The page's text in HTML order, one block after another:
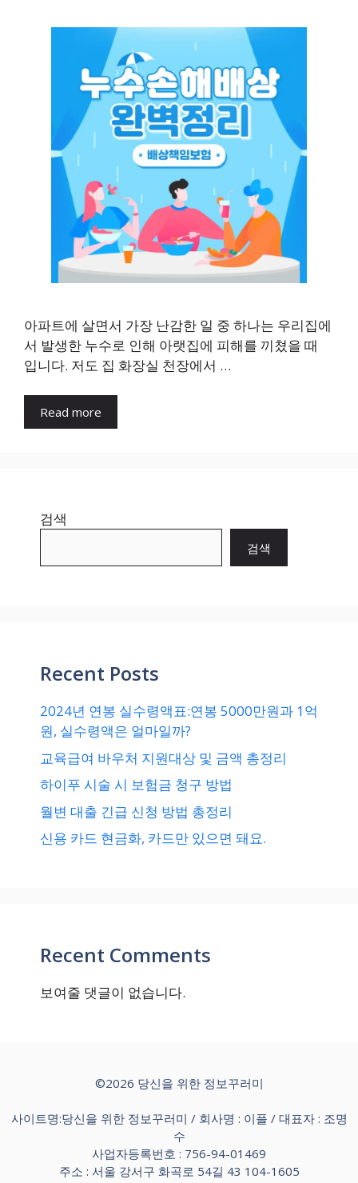
아파트에 살면서 가장 난감한 일 중 하나는 우리집에
서 발생한 누수로 인해 아랫집에 피해를 끼쳤을 때
입니다. 저도 집 화장실 천장에서 …
Read more
검색
검색
Recent Posts
2024년 연봉 실수령액표:연봉 5000만원과 1억
원, 실수령액은 얼마일까?
교육급여 바우처 지원대상 및 금액 총정리
하이푸 시술 시 보험금 청구 방법
월변 대출 긴급 신청 방법 총정리
신용 카드 현금화, 카드만 있으면 돼요.
Recent Comments
보여줄 댓글이 없습니다.
©2026 당신을 위한 정보꾸러미
사이트명:당신을 위한 정보꾸러미 / 회사명 : 이플 / 대표자 : 조명
수
사업자등록번호 : 756-94-01469
주소 : 서울 강서구 화곡로 54길 43 104-1605